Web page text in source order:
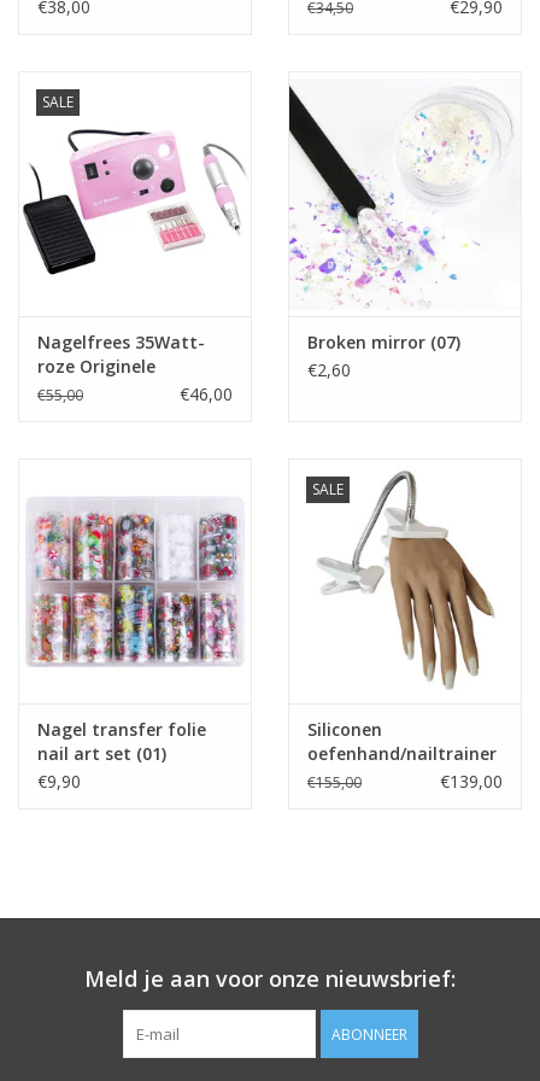
geen kleur pakken voor een ander effect.
Prijzen zijn incl. BTW
€38,00
€34,50 €29,90
SALE
Nagelfrees 35Watt-
roze Originele
€55,00 €46,00
Broken mirror (07)
€2,60
Nagel transfer folie
nail art set (01)
Christmas
€9,90
SALE
Siliconen
oefenhand/nailtrainer
#2 incl.120 tips en
€155,00 €139,00
Meld je aan voor onze nieuwsbrief:
ABONNEER